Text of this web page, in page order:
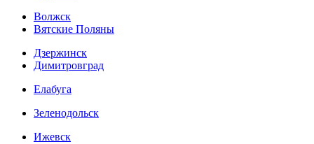
Волжск
Вятские Поляны
Дзержинск
Димитровград
Елабуга
Зеленодольск
Ижевск